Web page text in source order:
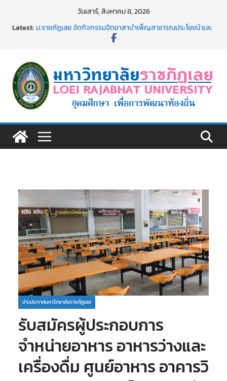
วันเสาร์, สิงหาคม 8, 2026
Latest:ม.ราชภัฏเลย จัดกิจกรรมจิตอาสาบำเพ็ญสาธารณประโยชน์ และ
เงินรายได้
ม.ราชภัฏเลย จัดมหกรรมวิชาการ เปิดบ้าน LRU ครั้งที่ 4 เปิดให้
นักเรียนมัธยมปลายค้นหาสาขาวิชาในฝัน สู่อนาคตที่ใช่
อธิการบดี มรภ.เลย ร่วมประชุมชี้แจงกับคณะอนุกรรมาธิการ
ประจำปีงบประมาณ พ.ศ. 2570
๑,๙๗๒ ชุด โดยวิธีเฉพาะเจาะจง
ข่าวประกาศมหาวิทยาลัยราชภัฏเลย
รับสมัครผู้ประกอบการ
จำหน่ายอาหาร อาหารว่างและ
เครื่องดื่ม ศูนย์อาหาร อาคารวิ